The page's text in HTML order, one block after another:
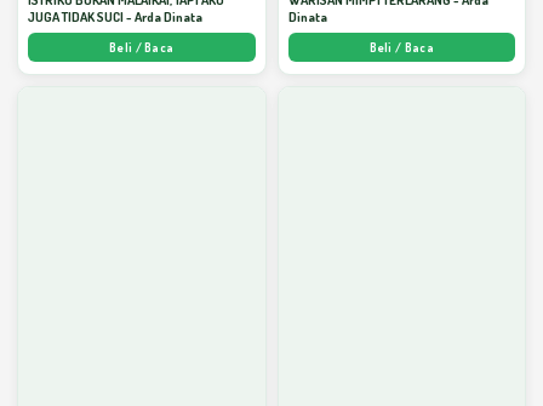
JUGA TIDAK SUCI - Arda Dinata
Beli / Baca
Dinata
Beli / Baca